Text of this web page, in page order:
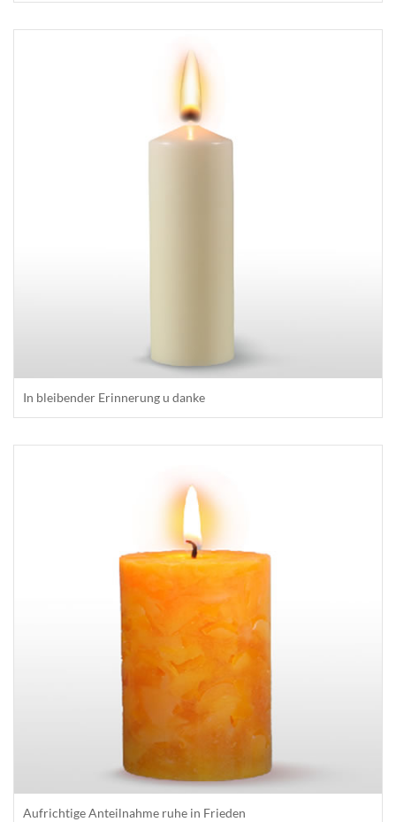
In bleibender Erinnerung u danke
Aufrichtige Anteilnahme ruhe in Frieden